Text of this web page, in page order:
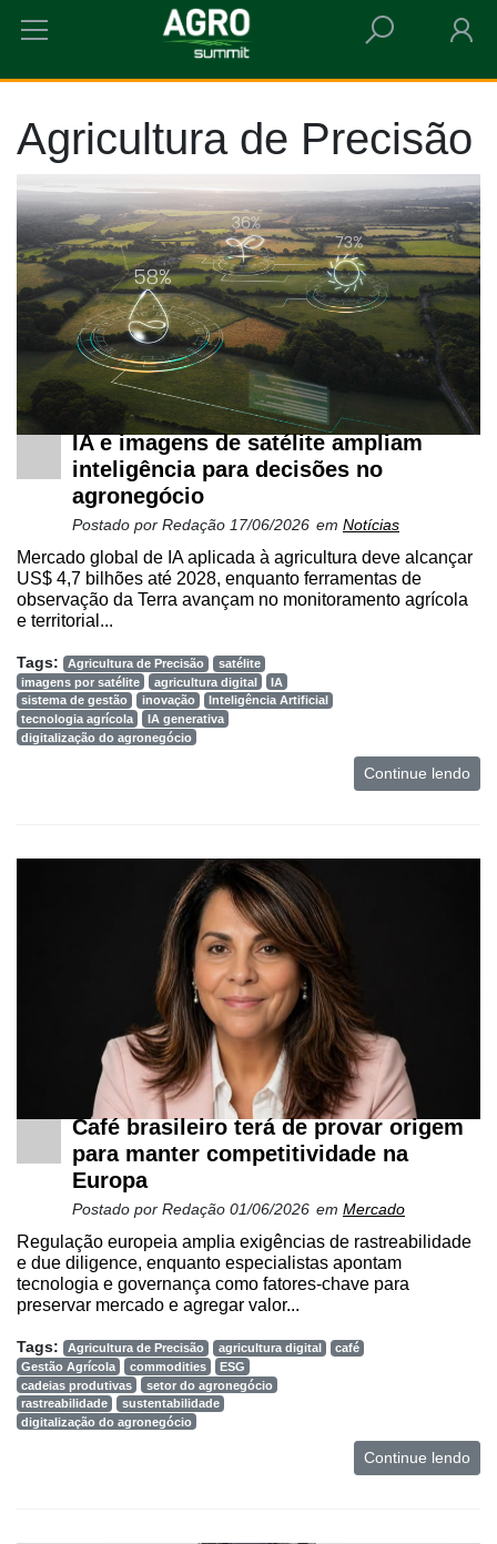
HOME AGRICULTURA DE PRECISÃO
Agricultura de Precisão
IA e imagens de satélite ampliam
inteligência para decisões no
agronegócio
Postado por Redação 17/06/2026 em Notícias
Mercado global de IA aplicada à agricultura deve alcançar
US$ 4,7 bilhões até 2028, enquanto ferramentas de
observação da Terra avançam no monitoramento agrícola
e territorial...
Tags: Agricultura de Precisão
satélite
imagens por satélite
agricultura digital
IA
sistema de gestão
inovação
Inteligência Artificial
tecnologia agrícola
IA generativa
digitalização do agronegócio
Continue lendo
Café brasileiro terá de provar origem
para manter competitividade na
Europa
Postado por Redação 01/06/2026 em Mercado
Regulação europeia amplia exigências de rastreabilidade
e due diligence, enquanto especialistas apontam
tecnologia e governança como fatores-chave para
preservar mercado e agregar valor...
Tags: Agricultura de Precisão agricultura digital
café
Gestão Agrícola
commodities
ESG
cadeias produtivas
setor do agronegócio
rastreabilidade
sustentabilidade
digitalização do agronegócio
Continue lendo